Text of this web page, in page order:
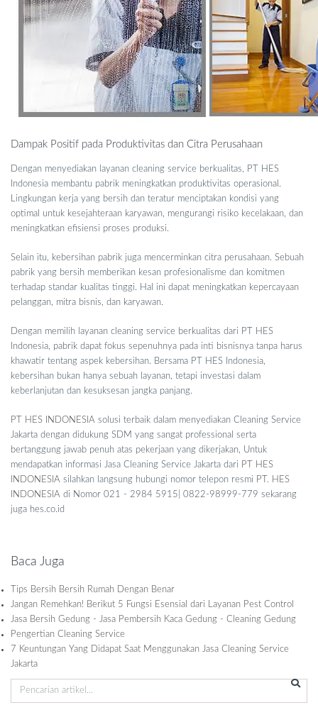
Dampak Positif pada Produktivitas dan Citra Perusahaan
Dengan menyediakan layanan cleaning service berkualitas, PT HES
Indonesia membantu pabrik meningkatkan produktivitas operasional.
Lingkungan kerja yang bersih dan teratur menciptakan kondisi yang
optimal untuk kesejahteraan karyawan, mengurangi risiko kecelakaan, dan
meningkatkan efisiensi proses produksi.
Selain itu, kebersihan pabrik juga mencerminkan citra perusahaan. Sebuah
pabrik yang bersih memberikan kesan profesionalisme dan komitmen
terhadap standar kualitas tinggi. Hal ini dapat meningkatkan kepercayaan
pelanggan, mitra bisnis, dan karyawan.
Dengan memilih layanan cleaning service berkualitas dari PT HES
Indonesia, pabrik dapat fokus sepenuhnya pada inti bisnisnya tanpa harus
khawatir tentang aspek kebersihan. Bersama PT HES Indonesia,
kebersihan bukan hanya sebuah layanan, tetapi investasi dalam
keberlanjutan dan kesuksesan jangka panjang.
PT HES INDONESIA solusi terbaik dalam menyediakan Cleaning Service
Jakarta dengan didukung SDM yang sangat professional serta
bertanggung jawab penuh atas pekerjaan yang dikerjakan, Untuk
mendapatkan informasi Jasa Cleaning Service Jakarta dari PT HES
INDONESIA silahkan langsung hubungi nomor telepon resmi PT. HES
INDONESIA di Nomor 021 - 2984 5915| 0822-98999-779 sekarang
juga hes.co.id
Baca Juga
Tips Bersih Bersih Rumah Dengan Benar
Jangan Remehkan! Berikut 5 Fungsi Esensial dari Layanan Pest Control
Jasa Bersih Gedung - Jasa Pembersih Kaca Gedung - Cleaning Gedung
Pengertian Cleaning Service
7 Keuntungan Yang Didapat Saat Menggunakan Jasa Cleaning Service
Jakarta